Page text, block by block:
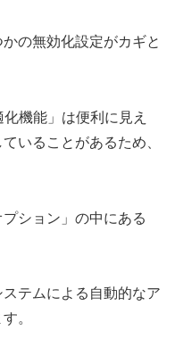
の無効化設定がカギと
機能」は便利に見え
いることがあるため、
ション」の中にある
テムによる自動的なア
。